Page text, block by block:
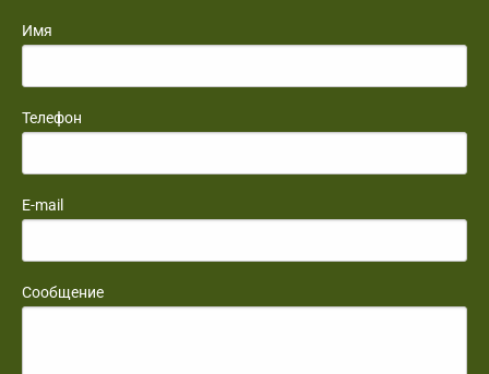
Имя
Телефон
E-mail
Сообщение